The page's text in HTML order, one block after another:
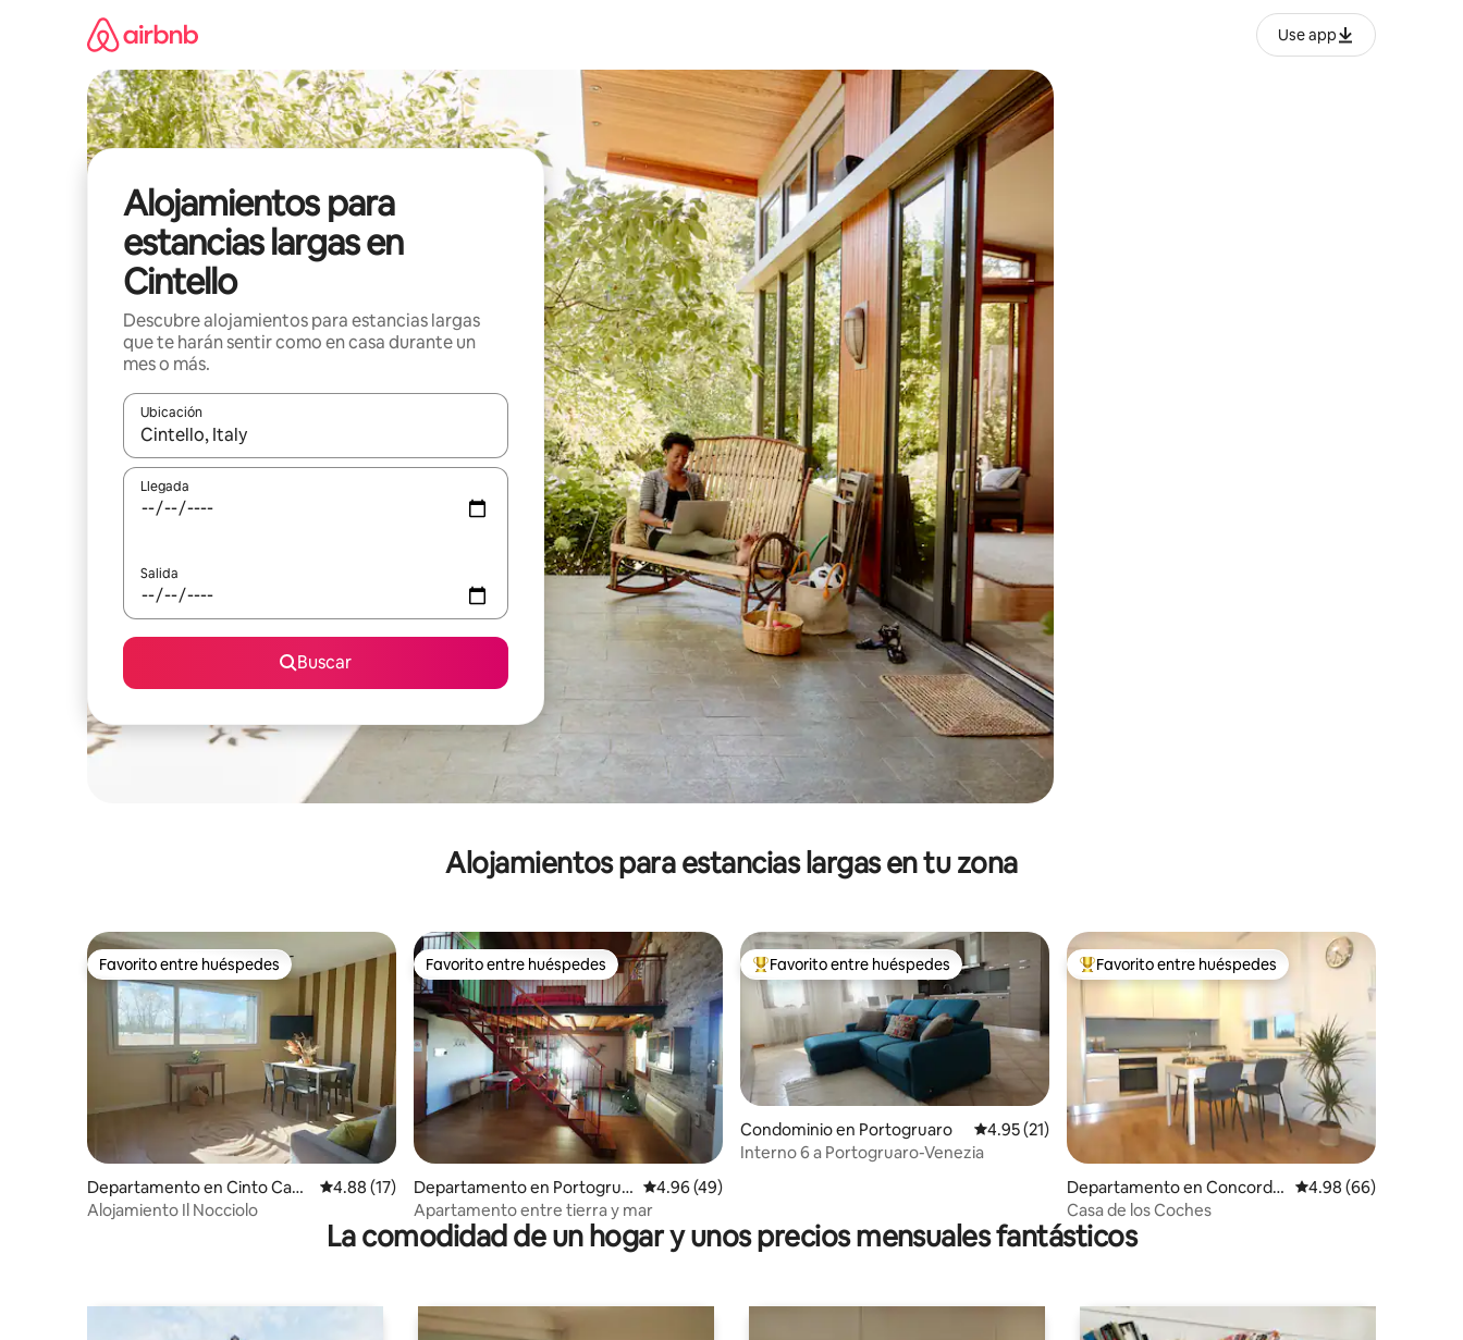
Use app
Alojamientos para
estancias largas en
Cintello
Descubre alojamientos para estancias largas
que te harán sentir como en casa durante un
mes o más.
Ubicación
Cuando los resultados estén disponibles, podrás navegar usando las teclas de las flechas hacia arriba y hacia abajo, o bien tocando y deslizando la pantalla.
Llegada
Salida
Buscar
Alojamientos para estancias largas en tu zona
Favorito entre huéspedes
Favorito entre huéspedes
Departamento en Cinto Cao
maggiore
Calificación promedio: 4.88 de 5; 17 evaluaciones
4.88 (17)
Alojamiento Il Nocciolo
Favorito entre huéspedes
Favorito entre huéspedes
Departamento en Portogrua
ro
Calificación promedio: 4.96 de 5; 49 evaluaciones
4.96 (49)
Apartamento entre tierra y mar
De los mejores en Favorito entre huéspedes
Favorito entre huéspedes
Condominio en Portogruaro Calificación promedio: 4.95 de 5; 21 evaluaciones
4.95 (21)
Interno 6 a Portogruaro-Venezia
De los mejores en Favorito entre huéspedes
Favorito entre huéspedes
Departamento en Concordia
Sagittaria
Calificación
4.98 (66)
Casa de los Coches
La comodidad de un hogar y unos precios mensuales fantásticos